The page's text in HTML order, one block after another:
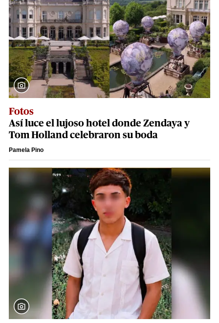
Fotos
Así luce el lujoso hotel donde Zendaya y
Tom Holland celebraron su boda
Pamela Pino